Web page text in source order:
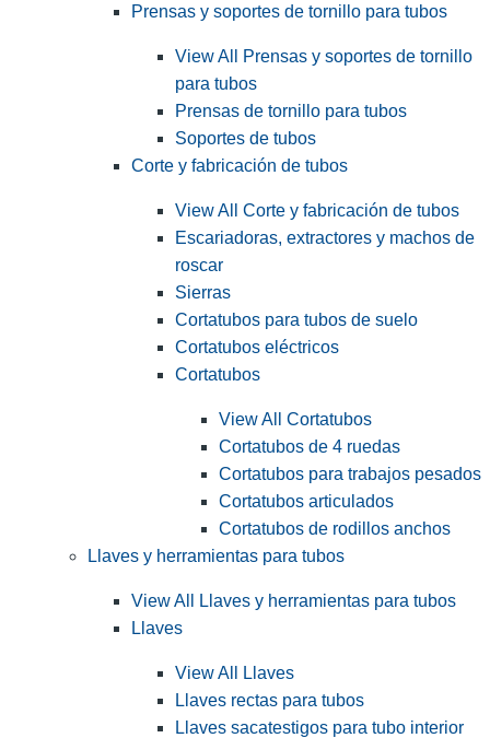
Prensas y soportes de tornillo para tubos
View All Prensas y soportes de tornillo
para tubos
Prensas de tornillo para tubos
Soportes de tubos
Corte y fabricación de tubos
View All Corte y fabricación de tubos
Escariadoras, extractores y machos de
roscar
Sierras
Cortatubos para tubos de suelo
Cortatubos eléctricos
Cortatubos
View All Cortatubos
Cortatubos de 4 ruedas
Cortatubos para trabajos pesados
Cortatubos articulados
Cortatubos de rodillos anchos
Llaves y herramientas para tubos
View All Llaves y herramientas para tubos
Llaves
View All Llaves
Llaves rectas para tubos
Llaves sacatestigos para tubo interior